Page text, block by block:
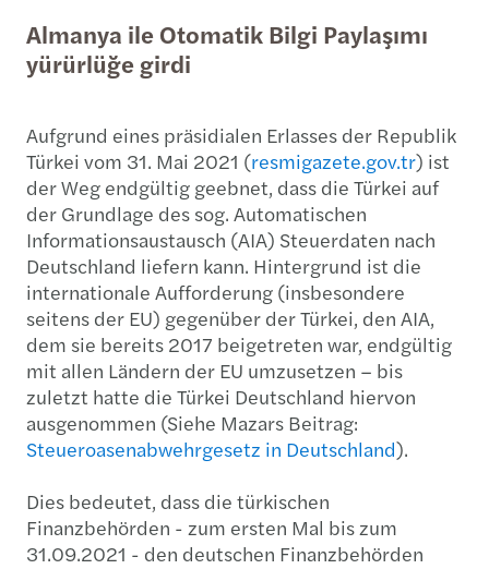
Almanya ile Otomatik Bilgi Paylaşımı
yürürlüğe girdi
Aufgrund eines präsidialen Erlasses der Republik
Türkei vom 31. Mai 2021 (resmigazete.gov.tr) ist
der Weg endgültig geebnet, dass die Türkei auf
der Grundlage des sog. Automatischen
Informationsaustausch (AIA) Steuerdaten nach
Deutschland liefern kann. Hintergrund ist die
internationale Aufforderung (insbesondere
seitens der EU) gegenüber der Türkei, den AIA,
dem sie bereits 2017 beigetreten war, endgültig
mit allen Ländern der EU umzusetzen – bis
zuletzt hatte die Türkei Deutschland hiervon
ausgenommen (Siehe Mazars Beitrag:
Steueroasenabwehrgesetz in Deutschland).
Dies bedeutet, dass die türkischen
Finanzbehörden - zum ersten Mal bis zum
31.09.2021 - den deutschen Finanzbehörden